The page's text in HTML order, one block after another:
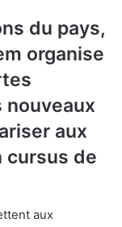
du pays,
organise
nouveaux
aux
cursus de
aux